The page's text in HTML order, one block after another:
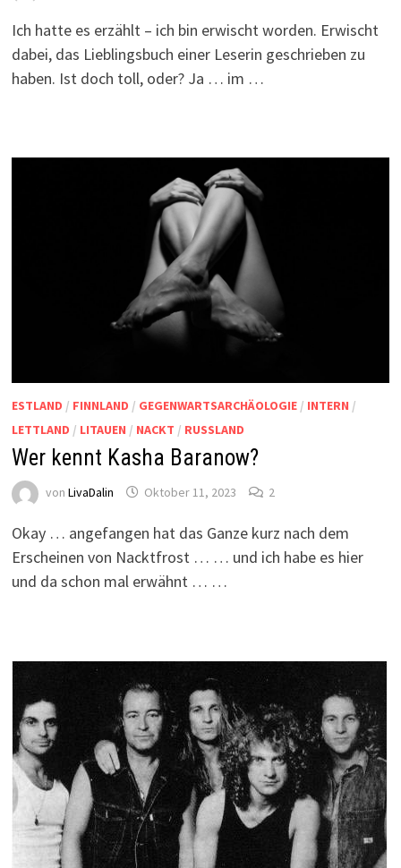
Ich hatte es erzählt – ich bin erwischt worden. Erwischt
dabei, das Lieblingsbuch einer Leserin geschrieben zu
haben. Ist doch toll, oder? Ja … im …
ESTLAND / FINNLAND / GEGENWARTSARCHÄOLOGIE/ INTERN /
LETTLAND / LITAUEN / NACKT / RUSSLAND
Wer kennt Kasha Baranow?
von LivaDalin Oktober 11, 2023 2
Okay … angefangen hat das Ganze kurz nach dem
Erscheinen von Nacktfrost … … und ich habe es hier
und da schon mal erwähnt … …